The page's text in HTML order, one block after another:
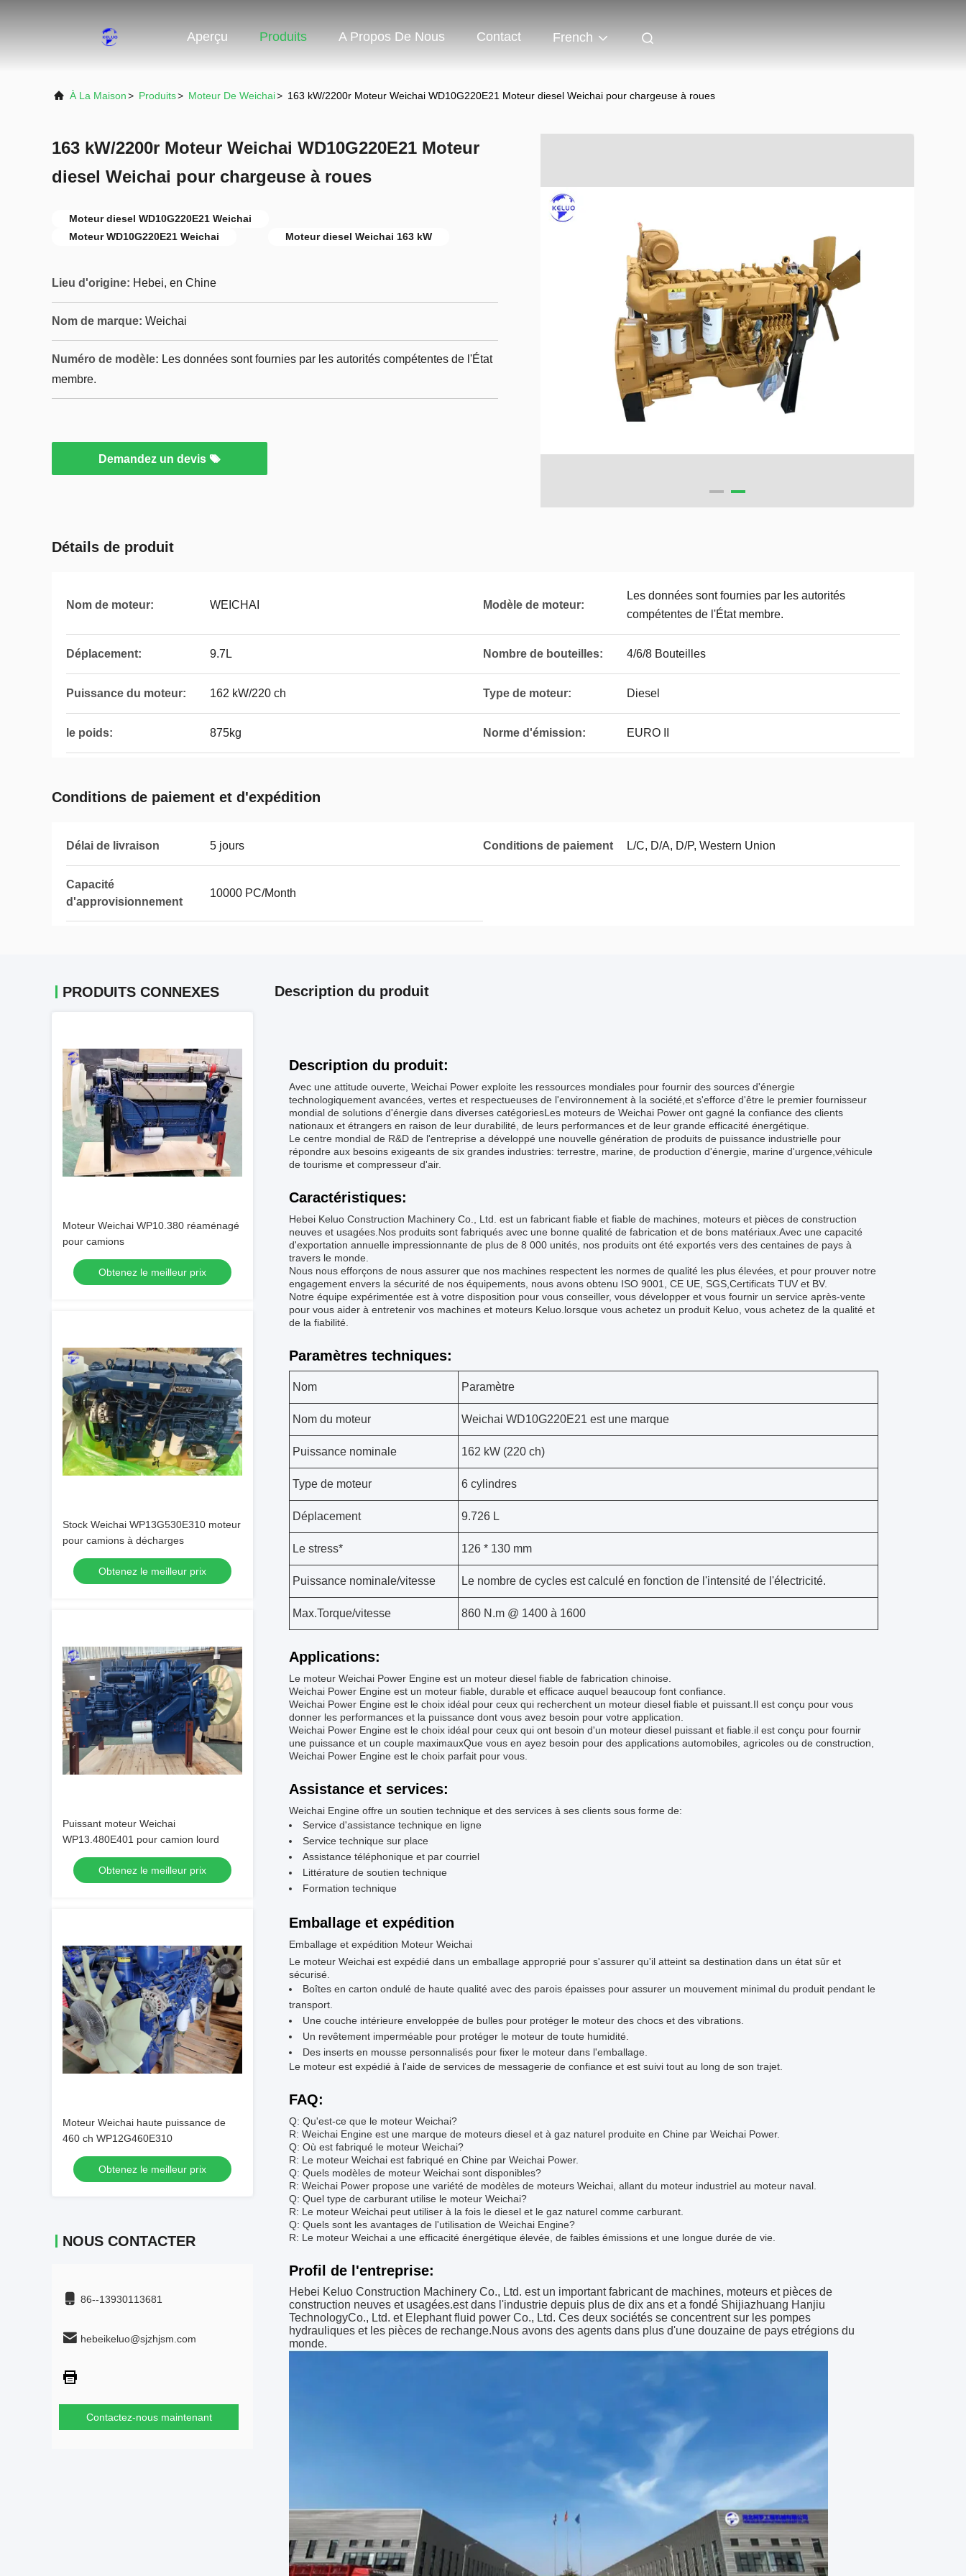
Aperçu Produits A Propos De Nous Contact French
À La Maison> Produits> Moteur De Weichai> 163 kW/2200r Moteur Weichai WD10G220E21 Moteur diesel Weichai pour chargeuse à roues
163 kW/2200r Moteur Weichai WD10G220E21 Moteur
diesel Weichai pour chargeuse à roues
Moteur diesel WD10G220E21 Weichai
Moteur WD10G220E21 Weichai
Moteur diesel Weichai 163 kW
Lieu d'origine: Hebei, en Chine
Nom de marque: Weichai
Numéro de modèle: Les données sont fournies par les autorités compétentes de l'État
membre.
Demandez un devis
Détails de produit
Nom de moteur: WEICHAI Modèle de moteur:
Les données sont fournies par les autorités
compétentes de l'État membre.
Déplacement: 9.7L Nombre de bouteilles: 4/6/8 Bouteilles
Puissance du moteur: 162 kW/220 ch Type de moteur: Diesel
le poids: 875kg Norme d'émission: EURO II
Conditions de paiement et d'expédition
Délai de livraison 5 jours Conditions de paiement L/C, D/A, D/P, Western Union
Capacité
d'approvisionnement
10000 PC/Month
PRODUITS CONNEXES
Moteur Weichai WP10.380 réaménagé
pour camions
Obtenez le meilleur prix
Stock Weichai WP13G530E310 moteur
pour camions à décharges
Obtenez le meilleur prix
Puissant moteur Weichai
WP13.480E401 pour camion lourd
Obtenez le meilleur prix
Moteur Weichai haute puissance de
460 ch WP12G460E310
Obtenez le meilleur prix
NOUS CONTACTER
86--13930113681
hebeikeluo@sjzhjsm.com
Contactez-nous maintenant
Description du produit
Description du produit:
Avec une attitude ouverte, Weichai Power exploite les ressources mondiales pour fournir des sources d'énergie
technologiquement avancées, vertes et respectueuses de l'environnement à la société,et s'efforce d'être le premier fournisseur
mondial de solutions d'énergie dans diverses catégoriesLes moteurs de Weichai Power ont gagné la confiance des clients
nationaux et étrangers en raison de leur durabilité, de leurs performances et de leur grande efficacité énergétique.
Le centre mondial de R&D de l'entreprise a développé une nouvelle génération de produits de puissance industrielle pour
répondre aux besoins exigeants de six grandes industries: terrestre, marine, de production d'énergie, marine d'urgence,véhicule
de tourisme et compresseur d'air.
Caractéristiques:
Hebei Keluo Construction Machinery Co., Ltd. est un fabricant fiable et fiable de machines, moteurs et pièces de construction
neuves et usagées.Nos produits sont fabriqués avec une bonne qualité de fabrication et de bons matériaux.Avec une capacité
d'exportation annuelle impressionnante de plus de 8 000 unités, nos produits ont été exportés vers des centaines de pays à
travers le monde.
Nous nous efforçons de nous assurer que nos machines respectent les normes de qualité les plus élevées, et pour prouver notre
engagement envers la sécurité de nos équipements, nous avons obtenu ISO 9001, CE UE, SGS,Certificats TUV et BV.
Notre équipe expérimentée est à votre disposition pour vous conseiller, vous développer et vous fournir un service après-vente
pour vous aider à entretenir vos machines et moteurs Keluo.lorsque vous achetez un produit Keluo, vous achetez de la qualité et
de la fiabilité.
Paramètres techniques:
Nom Paramètre
Nom du moteur Weichai WD10G220E21 est une marque
Puissance nominale 162 kW (220 ch)
Type de moteur 6 cylindres
Déplacement 9.726 L
Le stress* 126 * 130 mm
Puissance nominale/vitesse Le nombre de cycles est calculé en fonction de l'intensité de l'électricité.
Max.Torque/vitesse 860 N.m @ 1400 à 1600
Applications:
Le moteur Weichai Power Engine est un moteur diesel fiable de fabrication chinoise.
Weichai Power Engine est un moteur fiable, durable et efficace auquel beaucoup font confiance.
Weichai Power Engine est le choix idéal pour ceux qui recherchent un moteur diesel fiable et puissant.Il est conçu pour vous
donner les performances et la puissance dont vous avez besoin pour votre application.
Weichai Power Engine est le choix idéal pour ceux qui ont besoin d'un moteur diesel puissant et fiable.il est conçu pour fournir
une puissance et un couple maximauxQue vous en ayez besoin pour des applications automobiles, agricoles ou de construction,
Weichai Power Engine est le choix parfait pour vous.
Assistance et services:
Weichai Engine offre un soutien technique et des services à ses clients sous forme de:
Service d'assistance technique en ligne
Service technique sur place
Assistance téléphonique et par courriel
Littérature de soutien technique
Formation technique
Emballage et expédition
Emballage et expédition Moteur Weichai
Le moteur Weichai est expédié dans un emballage approprié pour s'assurer qu'il atteint sa destination dans un état sûr et
sécurisé.
Boîtes en carton ondulé de haute qualité avec des parois épaisses pour assurer un mouvement minimal du produit pendant le
transport.
Une couche intérieure enveloppée de bulles pour protéger le moteur des chocs et des vibrations.
Un revêtement imperméable pour protéger le moteur de toute humidité.
Des inserts en mousse personnalisés pour fixer le moteur dans l'emballage.
Le moteur est expédié à l'aide de services de messagerie de confiance et est suivi tout au long de son trajet.
FAQ:
Q: Qu'est-ce que le moteur Weichai?
R: Weichai Engine est une marque de moteurs diesel et à gaz naturel produite en Chine par Weichai Power.
Q: Où est fabriqué le moteur Weichai?
R: Le moteur Weichai est fabriqué en Chine par Weichai Power.
Q: Quels modèles de moteur Weichai sont disponibles?
R: Weichai Power propose une variété de modèles de moteurs Weichai, allant du moteur industriel au moteur naval.
Q: Quel type de carburant utilise le moteur Weichai?
R: Le moteur Weichai peut utiliser à la fois le diesel et le gaz naturel comme carburant.
Q: Quels sont les avantages de l'utilisation de Weichai Engine?
R: Le moteur Weichai a une efficacité énergétique élevée, de faibles émissions et une longue durée de vie.
Profil de l'entreprise:
Hebei Keluo Construction Machinery Co., Ltd. est un important fabricant de machines, moteurs et pièces de
construction neuves et usagées.est dans l'industrie depuis plus de dix ans et a fondé Shijiazhuang Hanjiu
TechnologyCo., Ltd. et Elephant fluid power Co., Ltd. Ces deux sociétés se concentrent sur les pompes
hydrauliques et les pièces de rechange.Nous avons des agents dans plus d'une douzaine de pays etrégions du
monde.